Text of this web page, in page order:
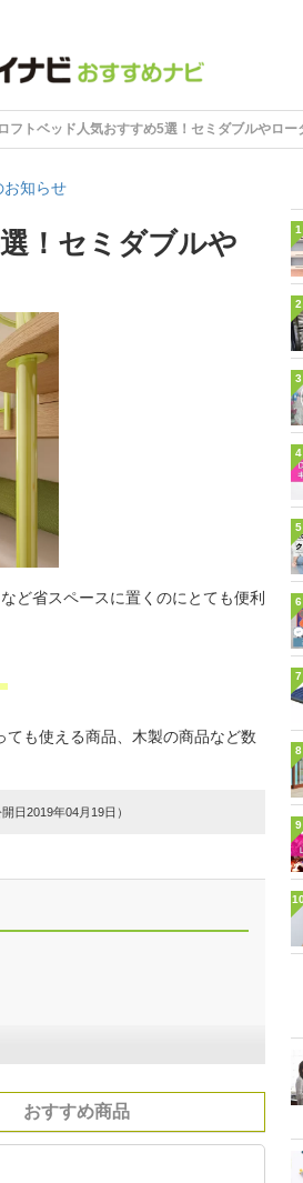
フトベッド人気おすすめ5選！セミダブルやロ
お知らせ
！セミダブルや
ど省スペースに置くのにとても便利
も使える商品、木製の商品など数
日2019年04月19日）
おすすめ商品
1
2
3
4
5
6
7
8
9